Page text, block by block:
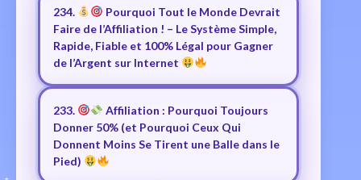
234.
Pourquoi Tout le Monde Devrait
Faire de l’Affiliation ! – Le Système Simple,
Rapide, Fiable et 100% Légal pour Gagner
de l’Argent sur Internet
233.
Affiliation : Pourquoi Toujours
Donner 50% (et Pourquoi Ceux Qui
Donnent Moins Se Tirent une Balle dans le
Pied)